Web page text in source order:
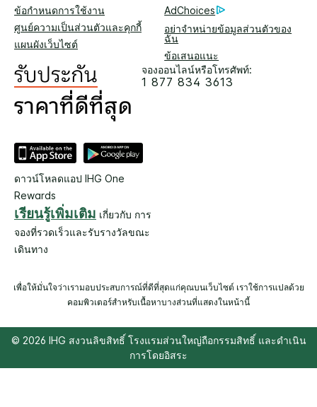
ข้อกำหนดการใช้งาน
AdChoices
ศูนย์ความเป็นส่วนตัวและคุกกี้
อย่าจำหน่ายข้อมูลส่วนตัวของ
ฉัน
แผนผังเว็บไซต์
ข้อเสนอแนะ
จองออนไลน์หรือโทรศัพท์:
1 877 834 3613
ดาวน์โหลดแอป IHG One
Rewards
เรียนรู้เพิ่มเติม เกี่ยวกับ การ
จองที่รวดเร็วและรับรางวัลขณะ
เดินทาง
เพื่อให้มั่นใจว่าเรามอบประสบการณ์ที่ดีที่สุดแก่คุณบนเว็บไซต์ เราใช้การแปลด้วย
คอมพิวเตอร์สำหรับเนื้อหาบางส่วนที่แสดงในหน้านี้
© 2026 IHG สงวนลิขสิทธิ์ โรงแรมส่วนใหญ่ถือกรรมสิทธิ์ และดำเนิน
การโดยอิสระ